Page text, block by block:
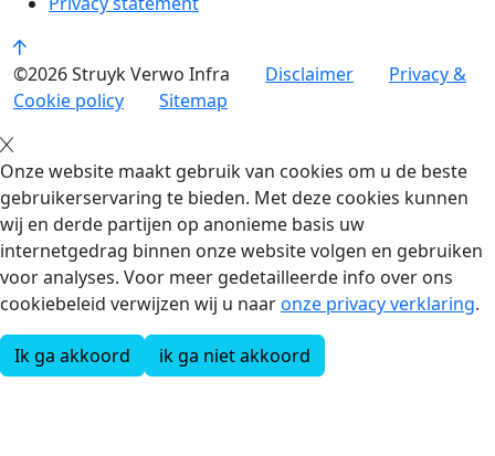
©2026 Struyk Verwo Infra Disclaimer
Privacy &
Cookie policy
Sitemap
Onze website maakt gebruik van cookies om u de beste
gebruikerservaring te bieden. Met deze cookies kunnen
wij en derde partijen op anonieme basis uw
internetgedrag binnen onze website volgen en gebruiken
voor analyses. Voor meer gedetailleerde info over ons
cookiebeleid verwijzen wij u naaronze privacy verklaring.
Ik ga akkoord ik ga niet akkoord